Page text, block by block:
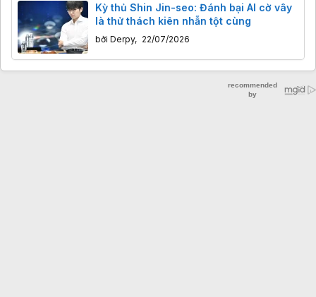
Kỳ thủ Shin Jin-seo: Đánh bại AI cờ vây
là thử thách kiên nhẫn tột cùng
bởi Derpy, 22/07/2026